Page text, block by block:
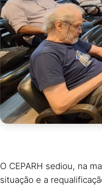
O CEPARH sediou, na
situação e a